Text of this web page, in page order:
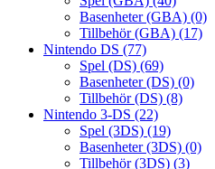
Basenheter (GBA) (0)
Tillbehör (GBA) (17)
Nintendo DS (77)
Spel (DS) (69)
Basenheter (DS) (0)
Tillbehör (DS) (8)
Nintendo 3-DS (22)
Spel (3DS) (19)
Basenheter (3DS) (0)
Tillbehör (3DS) (3)